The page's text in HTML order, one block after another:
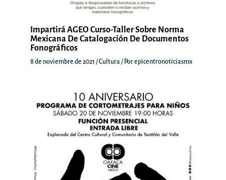
Impartirá AGEO Curso-Taller Sobre Norma
Mexicana De Catalogación De Documentos
Fonográficos
8 de noviembre de 2021 /Cultura / Porepicentronoticiasmx